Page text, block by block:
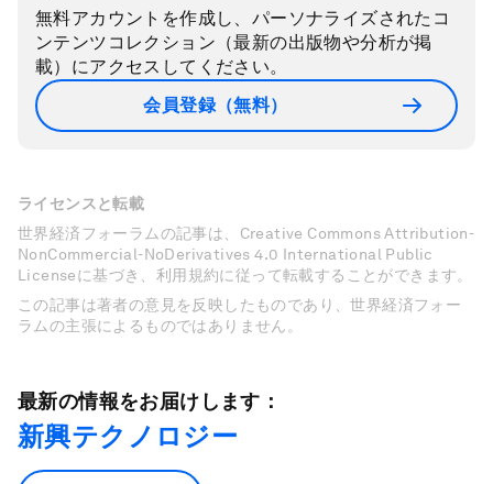
無料アカウントを作成し、パーソナライズされたコ
ンテンツコレクション（最新の出版物や分析が掲
載）にアクセスしてください。
会員登録（無料）
ライセンスと転載
世界経済フォーラムの記事は、Creative Commons Attribution-
NonCommercial-NoDerivatives 4.0 International Public
Licenseに基づき、利用規約に従って転載することができます。
この記事は著者の意見を反映したものであり、世界経済フォー
ラムの主張によるものではありません。
最新の情報をお届けします：
新興テクノロジー